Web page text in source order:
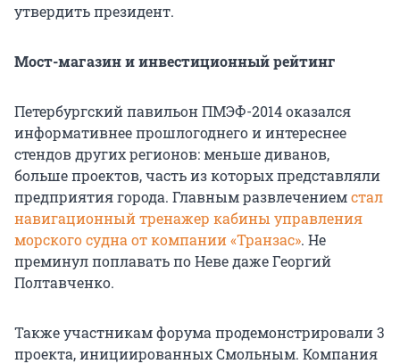
утвердить президент.
Мост-магазин и инвестиционный рейтинг
Петербургский павильон ПМЭФ-2014 оказался
информативнее прошлогоднего и интереснее
стендов других регионов: меньше диванов,
больше проектов, часть из которых представляли
предприятия города. Главным развлечениемстал
навигационный тренажер кабины управления
морского судна от компании «Транзас». Не
преминул поплавать по Неве даже Георгий
Полтавченко.
Также участникам форума продемонстрировали 3
проекта, инициированных Смольным. Компания